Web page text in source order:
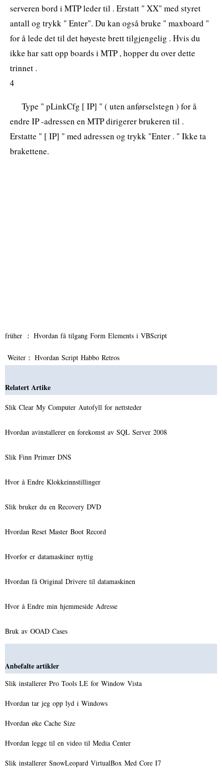
serveren bord i MTP leder til . Erstatt " XX" med styret
antall og trykk " Enter". Du kan også bruke " maxboard "
for å lede det til det høyeste brett tilgjengelig . Hvis du
ikke har satt opp boards i MTP , hopper du over dette
trinnet .
4
Type " pLinkCfg [ IP] " ( uten anførselstegn ) for å
endre IP -adressen en MTP dirigerer brukeren til .
Erstatte " [ IP] " med adressen og trykk "Enter . " Ikke ta
brakettene.
früher ： Hvordan få tilgang Form Elements i VBScript
Weiter： Hvordan Script Habbo Retros
Relatert Artike
Slik Clear My Computer Autofyll for nettsteder
Hvordan avinstallerer en forekomst av SQL Server 2008
Slik Finn Primær DNS
Hvor å Endre Klokkeinnstillinger
Slik bruker du en Recovery DVD
Hvordan Reset Master Boot Record
Hvorfor er datamaskiner nyttig
Hvordan få Original Drivere til datamaskinen
Hvor å Endre min hjemmeside Adresse
Bruk av OOAD Cases
Anbefalte artikler
Slik installerer Pro Tools LE for Window Vista
Hvordan tar jeg opp lyd i Windows
Hvordan øke Cache Size
Hvordan legge til en video til Media Center
Slik installerer SnowLeopard VirtualBox Med Core I7